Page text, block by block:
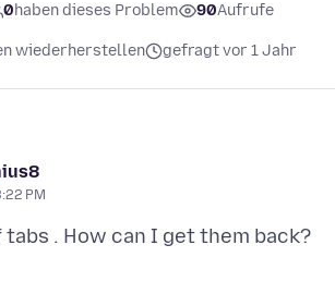
0haben dieses Problem 90Aufrufe
wiederherstellen gefragt vor 1 Jahr
PM